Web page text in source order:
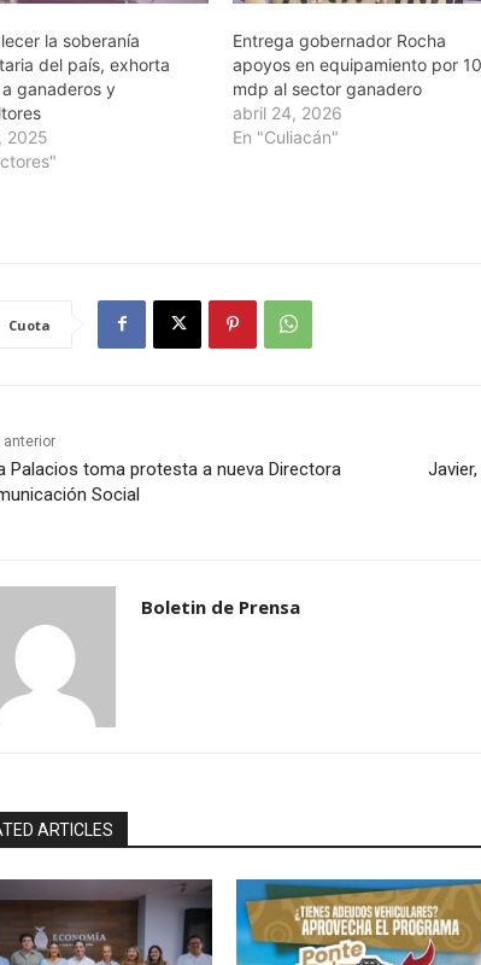
la soberanía
del país, exhorta
a ganaderos y
2025
Entrega gobernador Rocha
apoyos en equipamiento por 10
mdp al sector ganadero
abril 24, 2026
En "Culiacán"
Cuota
anterior
Palacios toma protesta a nueva Directora
Social
Boletin de Prensa
ARTICLES